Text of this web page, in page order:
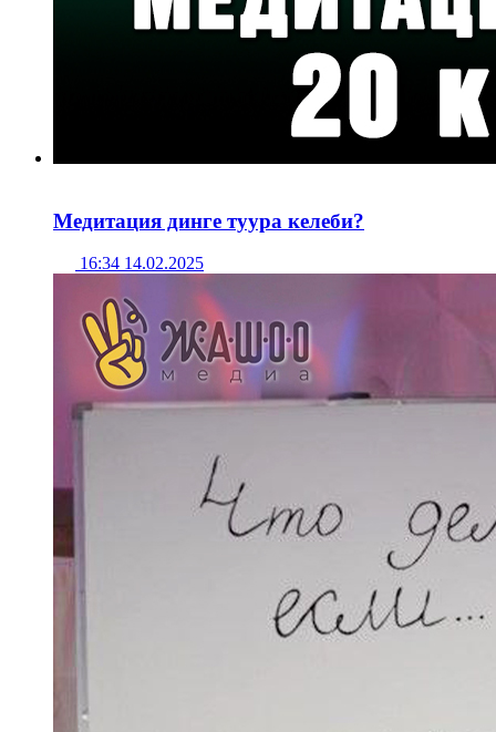
Медитация динге туура келеби?
16:34 14.02.2025